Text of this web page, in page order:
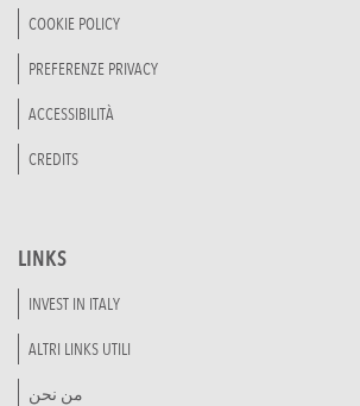
COOKIE POLICY
PREFERENZE PRIVACY
ACCESSIBILITÀ
CREDITS
LINKS
INVEST IN ITALY
ALTRI LINKS UTILI
من نحن